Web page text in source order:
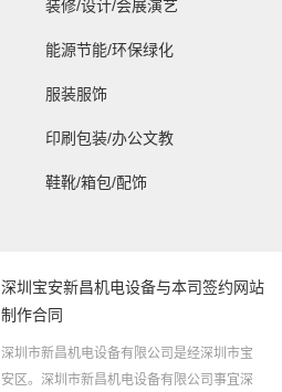
装修/设计/会展演艺
能源节能/环保绿化
服装服饰
印刷包装/办公文教
鞋靴/箱包/配饰
深圳宝安新昌机电设备与本司签约网站
制作合同
深圳市新昌机电设备有限公司是经深圳市宝
安区。深圳市新昌机电设备有限公司事宜深